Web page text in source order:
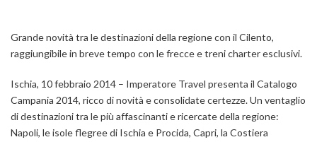
Grande novità tra le destinazioni della regione con il Cilento,
raggiungibile in breve tempo con le frecce e treni charter esclusivi.
Ischia, 10 febbraio 2014 – Imperatore Travel presenta il Catalogo
Campania 2014, ricco di novità e consolidate certezze. Un ventaglio
di destinazioni tra le più affascinanti e ricercate della regione:
Napoli, le isole flegree di Ischia e Procida, Capri, la Costiera